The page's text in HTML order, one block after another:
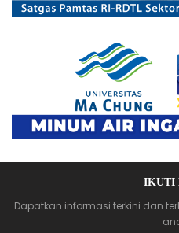
IKUTI
Dapatkan informasi terkini dan